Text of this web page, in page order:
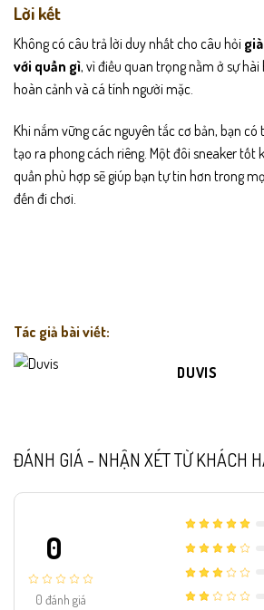
Lời kết
Không có câu trả lời duy nhất cho câu hỏi
với quần gì, vì điều quan trọng nằm ở sự hài
hoàn cảnh và cá tính người mặc.
Khi nắm vững các nguyên tắc cơ bản, bạn
tạo ra phong cách riêng. Một đôi sneaker tốt
quần phù hợp sẽ giúp bạn tự tin hơn trong
đến đi chơi.
Tác giả bài viết:
DUVIS
ĐÁNH GIÁ - NHẬN XÉT TỪ KHÁCH
0
0 đánh giá